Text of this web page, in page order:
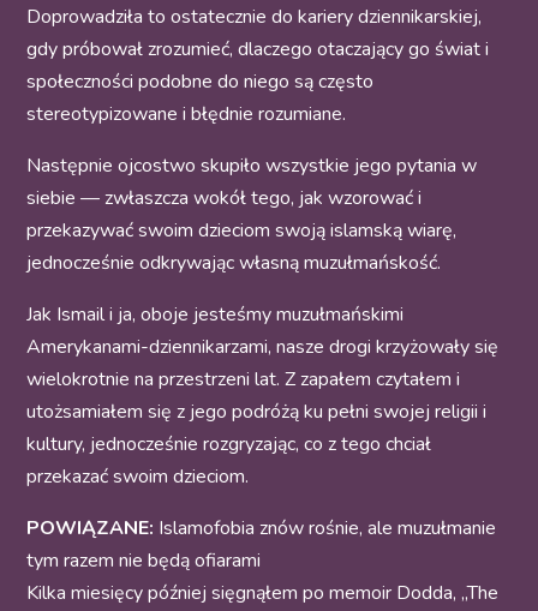
Doprowadziła to ostatecznie do kariery dziennikarskiej,
gdy próbował zrozumieć, dlaczego otaczający go świat i
społeczności podobne do niego są często
stereotypizowane i błędnie rozumiane.
Następnie ojcostwo skupiło wszystkie jego pytania w
siebie — zwłaszcza wokół tego, jak wzorować i
przekazywać swoim dzieciom swoją islamską wiarę,
jednocześnie odkrywając własną muzułmańskość.
Jak Ismail i ja, oboje jesteśmy muzułmańskimi
Amerykanami-dziennikarzami, nasze drogi krzyżowały się
wielokrotnie na przestrzeni lat. Z zapałem czytałem i
utożsamiałem się z jego podróżą ku pełni swojej religii i
kultury, jednocześnie rozgryzając, co z tego chciał
przekazać swoim dzieciom.
POWIĄZANE: Islamofobia znów rośnie, ale muzułmanie
tym razem nie będą ofiarami
Kilka miesięcy później sięgnąłem po memoir Dodda, „The